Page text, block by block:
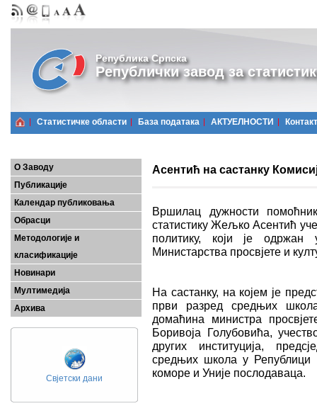
Република Српска
Републички завод за
Статистичке области Базa података АКТУЕЛНОСТИ Контакт
О Заводу
Публикације
Календар публиковања
Обрасци
Методологије и
класификације
Новинари
Мултимедија
Архива
Свјетски дани
Асентић на састанку
Вршилац дужности
статистику Жељко Асентић
политику, који је
Министарства просвјете и
На састанку, на којем је
први разред средњих
домаћина министра
Боривоја Голубовића,
других институција,
средњих школа у Републици
коморе и Уније послодаваца.